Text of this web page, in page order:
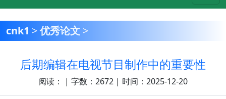
cnk1 >优秀论文 >
后期编辑在电视节目制作中的重要性
阅读： | 字数：2672 | 时间：2025-12-20